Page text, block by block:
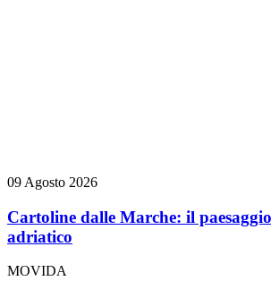
09 Agosto 2026
Cartoline dalle Marche: il
adriatico
MOVIDA